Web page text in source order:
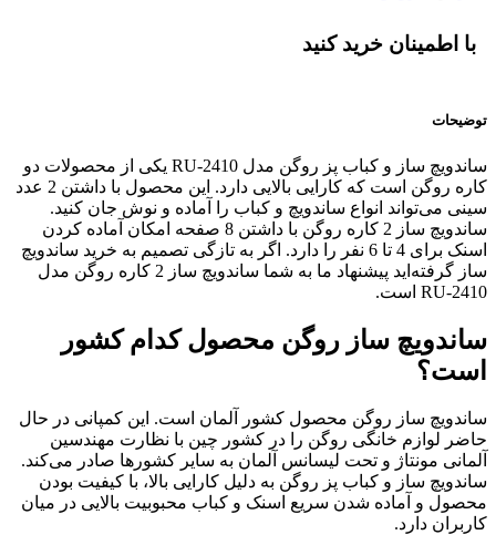
با اطمینان خرید کنید
توضیحات
ساندویچ ساز و کباب پز روگن مدل RU-2410 یکی از محصولات دو
کاره روگن است که کارایی بالایی دارد. این محصول با داشتن 2 عدد
سینی می‌تواند انواع ساندویچ و کباب را آماده و نوش جان کنید.
ساندویچ ساز 2 کاره روگن با داشتن 8 صفحه امکان آماده کردن
اسنک برای 4 تا 6 نفر را دارد. اگر به تازگی تصمیم به خرید ساندویچ
ساز گرفته‌اید پیشنهاد ما به شما ساندویچ ساز 2 کاره روگن مدل
RU-2410 است.
ساندویچ ساز روگن محصول کدام کشور
است؟
ساندویچ ساز روگن محصول کشور آلمان است. این کمپانی در حال
حاضر لوازم خانگی روگن را در کشور چین با نظارت مهندسین
آلمانی مونتاژ و تحت لیسانس آلمان به سایر کشورها صادر می‌کند.
ساندویچ ساز و کباب پز روگن به دلیل کارایی بالا، با کیفیت بودن
محصول و آماده شدن سریع اسنک و کباب محبوبیت بالایی در میان
کاربران دارد.